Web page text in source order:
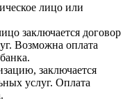
лицо или
заключается договор
Возможна оплата
заключается
услуг. Оплата